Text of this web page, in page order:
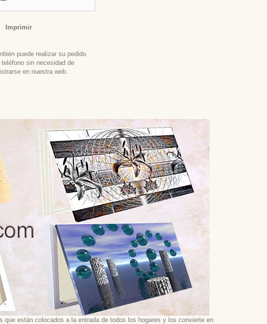
Imprimir
puede realizar su pedido
teléfono sin necesidad de
en nuestra web.
están colocados a la entrada de todos los hogares y los convierte en